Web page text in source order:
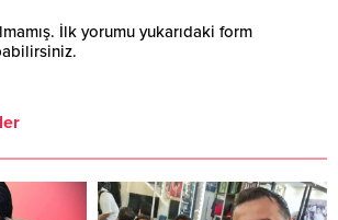
İlk yorumu yukarıdaki form